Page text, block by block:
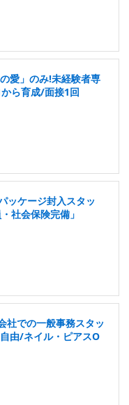
愛」のみ!未経験者専
ら育成/面接1回
ッケージ封入スタッ
社会保険完備」
社での一般事務スタッ
由/ネイル・ピアスO